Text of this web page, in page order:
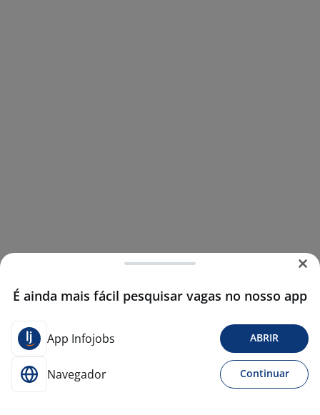
É ainda mais fácil pesquisar vagas no nosso app
App Infojobs ABRIR
Navegador Continuar